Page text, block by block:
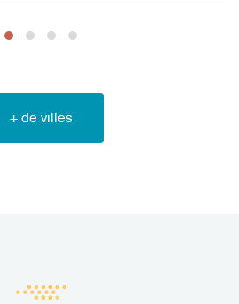
+ de villes